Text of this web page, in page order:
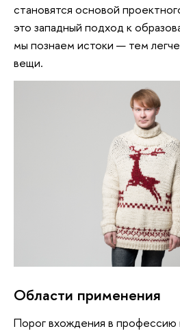
становятся основой
это западный подход к
мы познаем истоки — тем
вещи.
Области применения
Порог вхождения в профессию